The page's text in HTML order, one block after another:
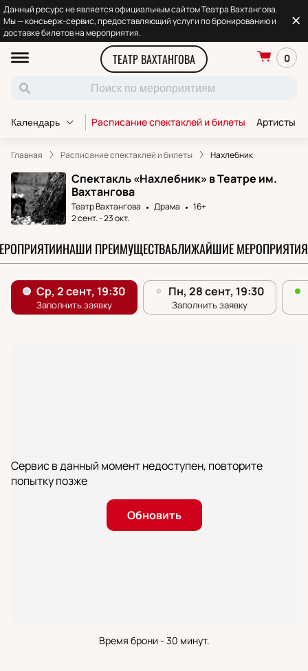
Данный ресурс не является официальным сайтом Театра Вахтангова.
Мы — консьерж-сервис, предоставляющий услуги по бронированию и
доставке билетов на мероприятия.
ТЕАТР ВАХТАНГОВА 0
Календарь Расписание спектаклей и билеты Артисты
Главная Расписание спектаклей и билеты Нахлебник
Спектакль «Нахлебник» в Театре им.
Вахтангова
Театр Вахтангова Драма
16+
2 сент.-23 окт.
НАШИ ПРЕИМУЩЕСТВАБЛИЖАЙШИЕ МЕРОПРИЯТИЯ
Сервис в данный момент недоступен, повторите
попытку позже
Обновить
Время брони - 30 минут.